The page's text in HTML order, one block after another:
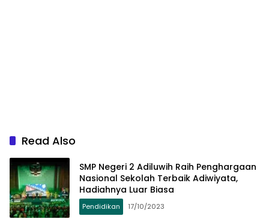
Read Also
SMP Negeri 2 Adiluwih Raih Penghargaan
Nasional Sekolah Terbaik Adiwiyata,
Hadiahnya Luar Biasa
Pendidikan 17/10/2023